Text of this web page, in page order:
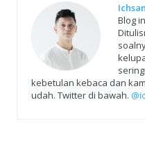
Blog
kebetulan kebaca dan
udah. Twitter di bawah.